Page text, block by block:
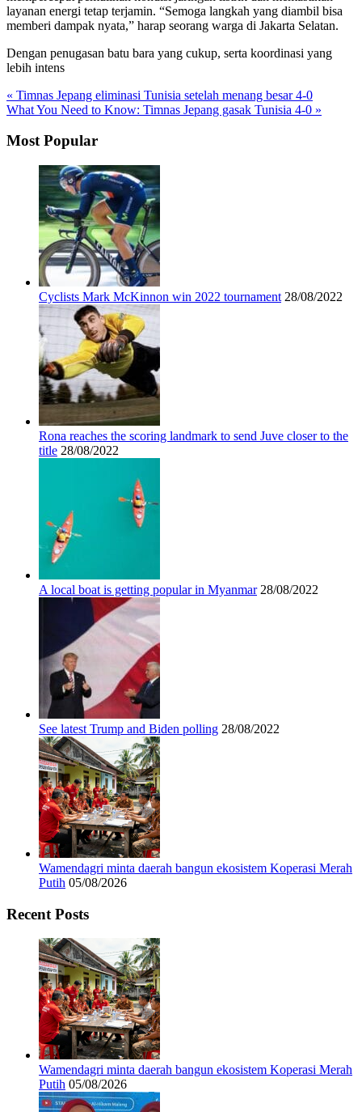
layanan energi tetap terjamin. “Semoga langkah yang diambil bisa
memberi dampak nyata,” harap seorang warga di Jakarta Selatan.
Dengan penugasan batu bara yang cukup, serta koordinasi yang
lebih intens
« Timnas Jepang eliminasi Tunisia setelah menang besar 4-0
What You Need to Know: Timnas Jepang gasak Tunisia 4-0 »
Most Popular
Cyclists Mark McKinnon win 2022 tournament 28/08/2022
Rona reaches the scoring landmark to send Juve closer to the
title 28/08/2022
A local boat is getting popular in Myanmar 28/08/2022
See latest Trump and Biden polling 28/08/2022
Wamendagri minta daerah bangun ekosistem Koperasi Merah
Putih 05/08/2026
Recent Posts
Wamendagri minta daerah bangun ekosistem Koperasi Merah
Putih 05/08/2026